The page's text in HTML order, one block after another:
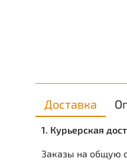
Доставка
1. Курьерская
Заказы на общую